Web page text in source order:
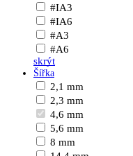
#IA3
#IA6
#A3
#A6
skrýt
Šířka
2,1 mm
2,3 mm
4,6 mm
5,6 mm
8 mm